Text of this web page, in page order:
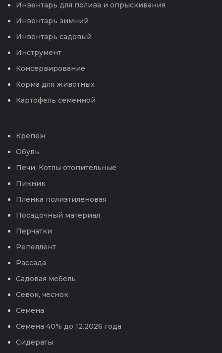
Инвентарь для полива и опрыскивания
Инвентарь зимний
Инвентарь садовый
Инструмент
Консервирование
Корма для животных
Картофель семенной
Крепеж
Обувь
Печи, Котлы отопительные
Пикник
Пленка полиэтиленовая
Посадочный материал
Перчатки
Репеллент
Рассада
Садовая мебель
Севок, чеснок
Семена
Семена 40% до 12.2026 года
Сидераты